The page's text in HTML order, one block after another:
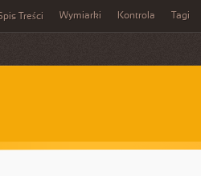
Treści Wymiarki Kontrola Tagi